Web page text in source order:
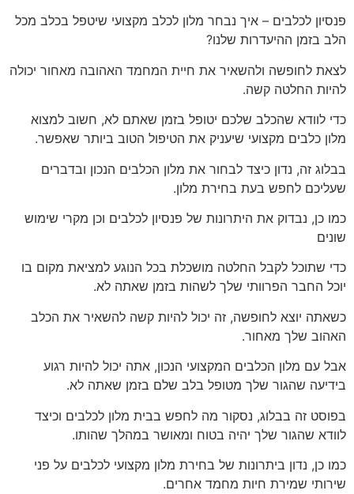
פנסיון לכלבים – איך נבחר מלון לכלב מקצועי שיטפל בכלב מכל
הלב בזמן ההיעדרות שלנו?
לצאת לחופשה ולהשאיר את חיית המחמד האהובה מאחור יכולה
להיות החלטה קשה.
כדי לוודא שהכלב שלכם יטופל בזמן שאתם לא, חשוב למצוא
מלון כלבים מקצועי שיעניק את הטיפול הטוב ביותר שאפשר.
בבלוג זה, נדון כיצד לבחור את מלון הכלבים הנכון ובדברים
שעליכם לחפש בעת בחירת מלון.
כמו כן, נבדוק את היתרונות של פנסיון לכלבים וכן מקרי שימוש
שונים
כדי שתוכל לקבל החלטה מושכלת בכל הנוגע למציאת מקום בו
יוכל החבר הפרוותי שלך לשהות בזמן שאתה לא.
כשאתה יוצא לחופשה, זה יכול להיות קשה להשאיר את הכלב
האהוב שלך מאחור.
אבל עם מלון הכלבים המקצועי הנכון, אתה יכול להיות רגוע
בידיעה שהגור שלך מטופל בלב שלם בזמן שאתה לא.
בפוסט זה בבלוג, נסקור מה לחפש בבית מלון לכלבים וכיצד
לוודא שהגור שלך יהיה בטוח ומאושר במהלך שהותו.
כמו כן, נדון ביתרונות של בחירת מלון מקצועי לכלבים על פני
שירותי שמירת חיות מחמד אחרים.